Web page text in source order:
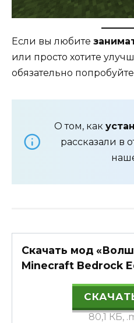
Если вы любите
или просто хотите
обязательно
О том, как
рассказали в
Скачать мод
Minecraft Bedrock
80,1 КБ,